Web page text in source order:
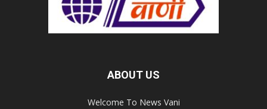
ABOUT US
Welcome To News Vani